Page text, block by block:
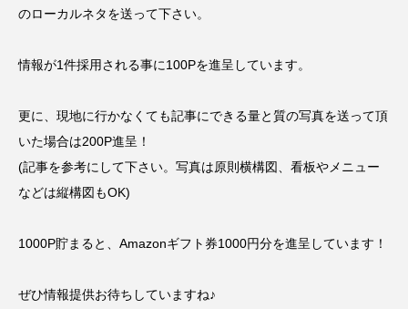
のローカルネタを送って下さい。
情報が1件採用される事に100Pを進呈しています。
更に、現地に行かなくても記事にできる量と質の写真を送って頂
いた場合は200P進呈！
(記事を参考にして下さい。写真は原則横構図、看板やメニュー
などは縦構図もOK)
1000P貯まると、Amazonギフト券1000円分を進呈しています！
ぜひ情報提供お待ちしていますね♪